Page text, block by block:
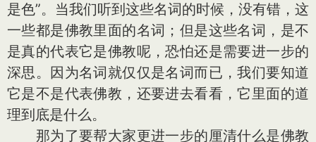
是色”。当我们听到这些名词的时候，没有错，这
一些都是佛教里面的名词；但是这些名词，是不
是真的代表它是佛教呢，恐怕还是需要进一步的
深思。因为名词就仅仅是名词而已，我们要知道
它是不是代表佛教，还要进去看看，它里面的道
理到底是什么。
那为了要帮大家更进一步的厘清什么是佛教